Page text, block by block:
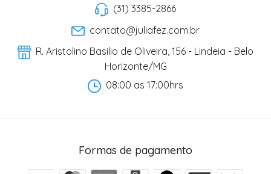
(31) 3385-2866
contato@juliafez.com.br
R. Aristolino Basilio de Oliveira, 156 - Lindeia - Belo
Horizonte/MG
08:00 as 17:00hrs
Formas de pagamento